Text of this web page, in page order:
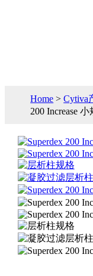
Home >Cytiva
200 Increase